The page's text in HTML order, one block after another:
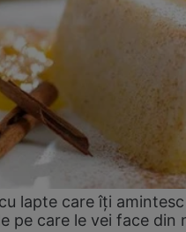
lapte care îți
pe care le vei face din